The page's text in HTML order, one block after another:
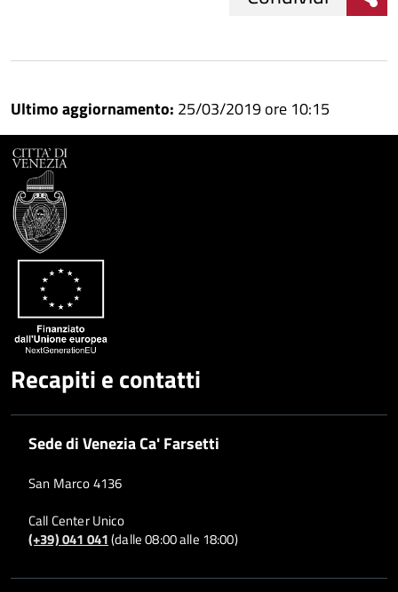
Facebook
su
Condividi
Ultimo aggiornamento: 25/03/2019 ore 10:15
Recapiti e contatti
Sede di Venezia Ca' Farsetti
San Marco 4136
Call Center Unico
(+39) 041 041(dalle 08:00 alle 18:00)